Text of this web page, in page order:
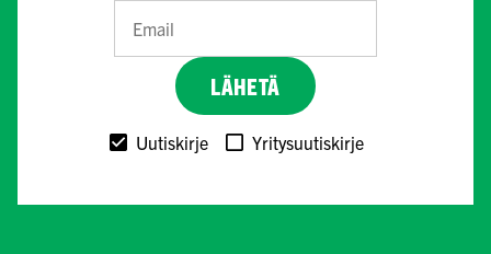
LÄHETÄ
Uutiskirje Yritysuutiskirje